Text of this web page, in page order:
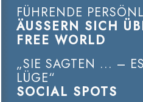
FÜHRENDE
ÄUSSERN SICH
FREE WORLD
„SIE SAGTEN ... –
LÜGE“
SOCIAL SPOTS